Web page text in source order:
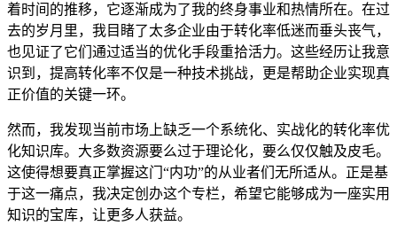
着时间的推移，它逐渐成为了我的终身事业和热情所在。在过
去的岁月里，我目睹了太多企业由于转化率低迷而垂头丧气，
也见证了它们通过适当的优化手段重拾活力。这些经历让我意
识到，提高转化率不仅是一种技术挑战，更是帮助企业实现真
正价值的关键一环。
然而，我发现当前市场上缺乏一个系统化、实战化的转化率优
化知识库。大多数资源要么过于理论化，要么仅仅触及皮毛。
这使得想要真正掌握这门“内功”的从业者们无所适从。正是基
于这一痛点，我决定创办这个专栏，希望它能够成为一座实用
知识的宝库，让更多人获益。